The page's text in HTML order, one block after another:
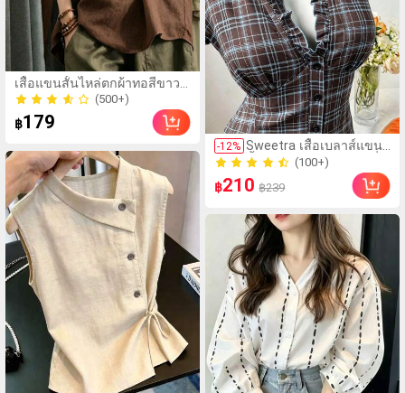
เสื้อแขนสั้นไหล่ตกผ้าทอสีขาว
หลวมสำหรับผู้หญิง เหมาะ
สำหรับสไตล์โบฮีเมียนในฤดู
ร้อน
(500+)
60+ ขายแล้ว
(500+)
60+ ขายแล้ว
฿179
-12% Sweetra เสื้อเบลาส์แขน
สั้นเข้ารูปไซซ์ใหญ่ แฟชั่น
มินิมอลอเนกประสงค์ ลาย
จุด ดีไซน์เฉพาะตัว หรูหรา
(100+)
100+ ขายแล้ว
(100+)
100+ ขายแล้ว
฿210 ฿239